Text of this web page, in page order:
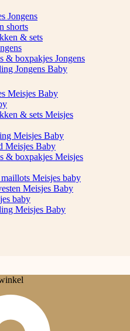
Jongens
shorts
& sets
& boxpakjes Jongens
Jongens Baby
Meisjes Baby
& sets Meisjes
Meisjes Baby
Meisjes Baby
& boxpakjes Meisjes
Meisjes baby
Meisjes Baby
baby
Meisjes Baby